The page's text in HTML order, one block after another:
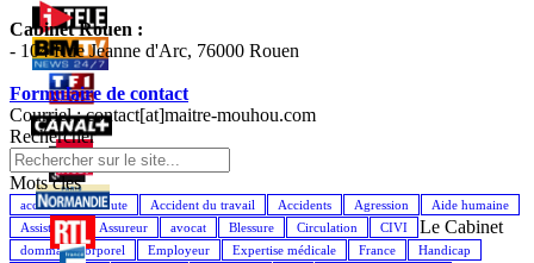
Cabinet Rouen :
- 104 Rue Jeanne d'Arc, 76000 Rouen
Formulaire de contact
Courriel : contact[at]maitre-mouhou.com
Rechercher
Mots cles
accident de la route Accident du travail Accidents Agression
Aide humaine
Assistance
Assureur avocat Blessure Circulation
CIVI
dommage corporel
Employeur Expertise médicale France
Handicap
Le Cabinet